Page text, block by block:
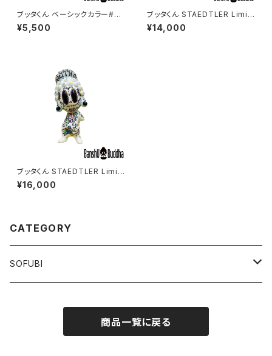
ブッタくん ベーシックカラー#44
（BUTTHA kun BASIC Color
#44）
¥5,500
ブッタくん STAEDTLER Limit
ed color #2
¥14,000
ブッタくん STAEDTLER Limit
ed color #1
¥16,000
CATEGORY
SOFUBI
JIMIC The Monster
商品一覧に戻る